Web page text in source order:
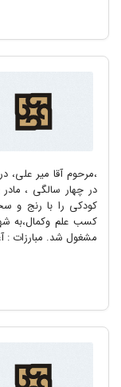
،مرحوم آقا میر علی،
کودکی را با رنج و
کسب علم وکمال،به
مشغول شد. مبارزات :